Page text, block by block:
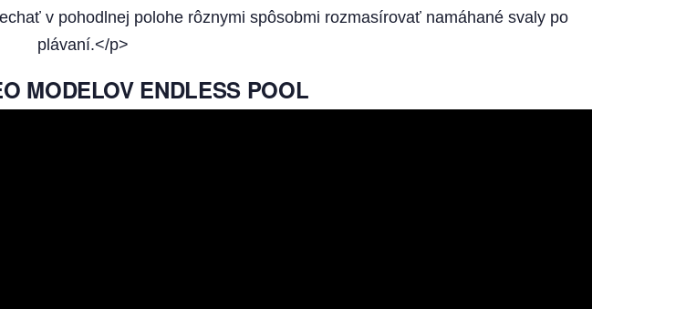
v pohodlnej polohe rôznymi spôsobmi rozmasírovať namáhané svaly po
plávaní.</p>
MODELOV ENDLESS POOL